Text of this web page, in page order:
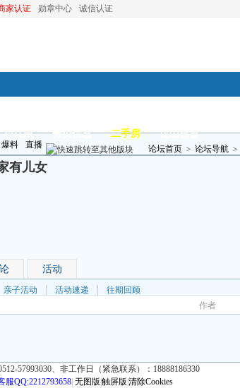
家认证 勋章中心 诚信认证
小红娘 分类信息 二手房 昆山视窗
爆料 直播 论坛首页 > 论坛导航 >
有儿女
活动
亲子活动 活动速递
往期回顾
作者
57993030、非工作日（紧急联系）：18888186330
服QQ:2212793658| 无图版 触屏版 清除Cookies